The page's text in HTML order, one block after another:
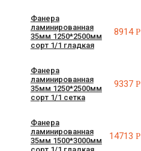
Фанера
ламинированная
35мм 1250*2500мм
сорт 1/1 гладкая
8914Р
Фанера
ламинированная
35мм 1250*2500мм
сорт 1/1 сетка
9337Р
Фанера
ламинированная
35мм 1500*3000мм
14713Р